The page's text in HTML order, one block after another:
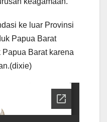
ke luar Provinsi
Papua Barat
Barat karena